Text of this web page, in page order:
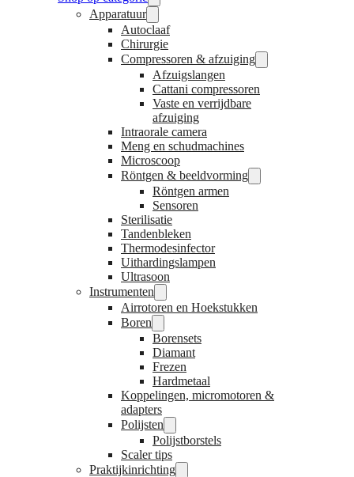
Apparatuur
Autoclaaf
Chirurgie
Compressoren & afzuiging
Afzuigslangen
Cattani compressoren
Vaste en verrijdbare
afzuiging
Intraorale camera
Meng en schudmachines
Microscoop
Röntgen & beeldvorming
Röntgen armen
Sensoren
Sterilisatie
Tandenbleken
Thermodesinfector
Uithardingslampen
Ultrasoon
Instrumenten
Airrotoren en Hoekstukken
Boren
Borensets
Diamant
Frezen
Hardmetaal
Koppelingen, micromotoren &
adapters
Polijsten
Polijstborstels
Scaler tips
Praktijkinrichting